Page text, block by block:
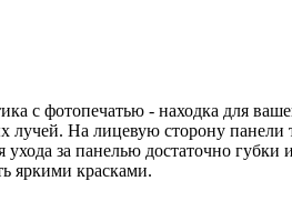
с фотопечатью - находка для
лучей. На лицевую сторону
за панелью достаточно
яркими красками.